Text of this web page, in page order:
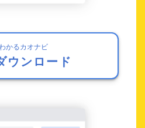
かるカオナビ
ウンロード